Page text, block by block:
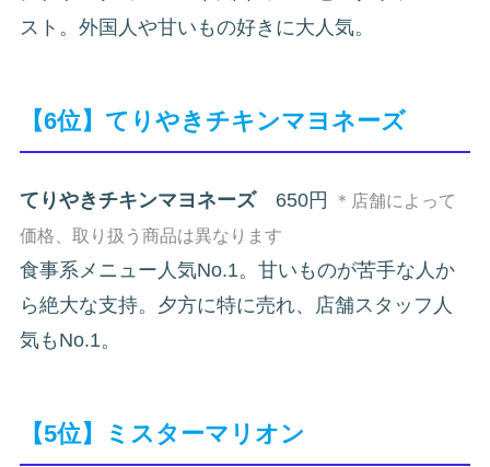
スト。外国人や甘いもの好きに大人気。
【6位】てりやきチキンマヨネーズ
てりやきチキンマヨネーズ650円
＊店舗によって
価格、取り扱う商品は異なります
食事系メニュー人気No.1。甘いものが苦手な人か
ら絶大な支持。夕方に特に売れ、店舗スタッフ人
気もNo.1。
【5位】ミスターマリオン